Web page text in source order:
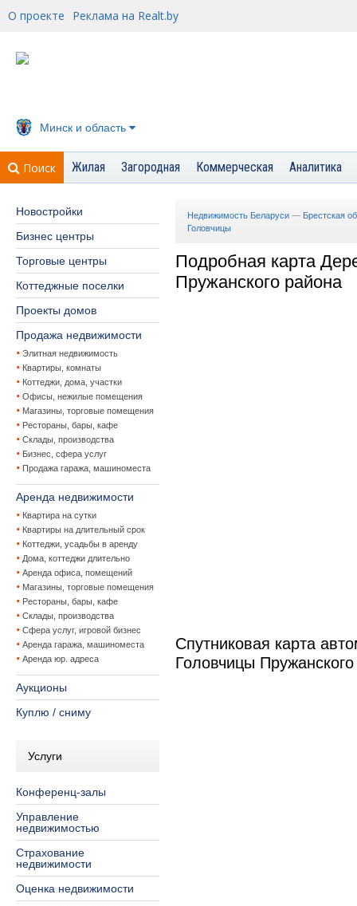
О проекте Реклама на Realt.by
Минск и область
Поиск Жилая Загородная Коммерческая Аналитика
Новостройки
Бизнес центры
Торговые центры
Коттеджные поселки
Проекты домов
Продажа недвижимости
Элитная недвижимость
Квартиры, комнаты
Коттеджи, дома, участки
Офисы, нежилые помещения
Магазины, торговые помещения
Рестораны, бары, кафе
Склады, производства
Бизнес, сфера услуг
Продажа гаража, машиноместа
Аренда недвижимости
Квартира на сутки
Квартиры на длительный срок
Коттеджи, усадьбы в аренду
Дома, коттеджи длительно
Аренда офиса, помещений
Магазины, торговые помещения
Рестораны, бары, кафе
Склады, производства
Сфера услуг, игровой бизнес
Аренда гаража, машиноместа
Аренда юр. адреса
Аукционы
Куплю / сниму
Услуги
Конференц-залы
Управление
недвижимостью
Страхование
недвижимости
Оценка недвижимости
Недвижимость Беларуси — Брестская
Головчицы
Подробная карта
Пружанского района
Спутниковая карта
Головчицы